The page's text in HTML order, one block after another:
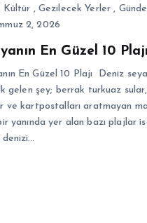
Kültür , Gezilecek Yerler ,
2, 2026
En Güzel 10 Plajı
En Güzel 10 Plajı Deniz
gelen şey; berrak turkuaz
ve kartpostalları aratmayan
yanında yer alan bazı plajlar